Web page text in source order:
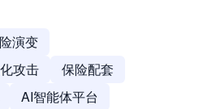
演变
攻击
保险配套
AI智能体平台